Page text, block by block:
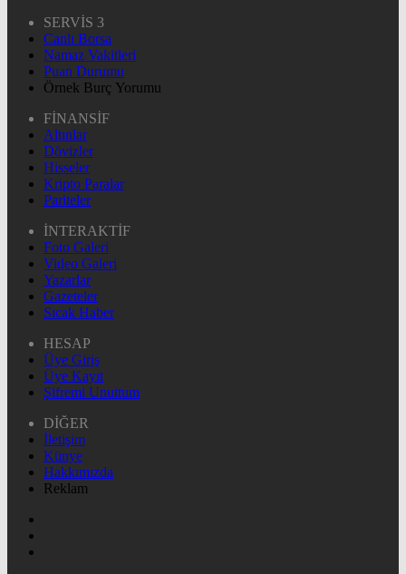
SERVİS 3
Canlı Borsa
Namaz Vakitleri
Puan Durumu
Örnek Burç Yorumu
FİNANSİF
Altınlar
Dövizler
Hisseler
Kripto Paralar
Pariteler
İNTERAKTİF
Foto Galeri
Video Galeri
Yazarlar
Gazeteler
Sıcak Haber
HESAP
Üye Giriş
Üye Kayıt
Şifremi Unuttum
DİĞER
İletişim
Künye
Hakkımızda
Reklam